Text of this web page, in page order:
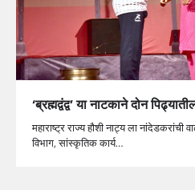
‘ब्रह्मद्वंद्व’ या नाटकाने दोन
महाराष्ट्र राज्य हौशी नाट्य ला नांदेडकरांची
विभाग, सांस्कृतिक कार्य…